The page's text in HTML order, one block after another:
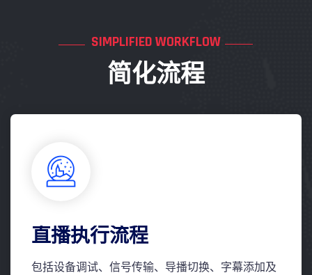
SIMPLIFIED WORKFLOW
简化流程
直播执行流程
包括设备调试、信号传输、导播切换、字幕添加及